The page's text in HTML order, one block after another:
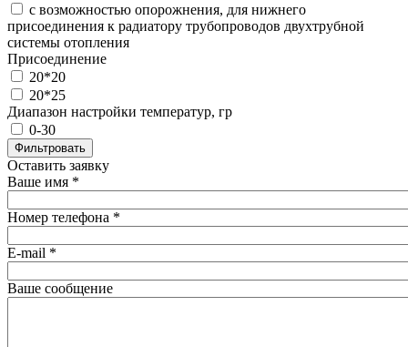
с возможностью опорожнения, для нижнего
присоединения к радиатору трубопроводов двухтрубной
системы отопления
Присоединение
20*20
20*25
Диапазон настройки температур, гр
0-30
Оставить заявку
Ваше имя *
Номер телефона *
E-mail *
Ваше сообщение